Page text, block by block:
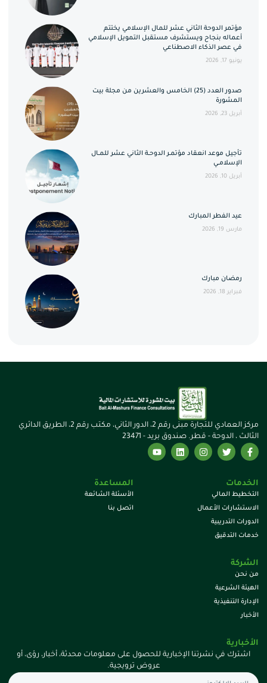
مؤتمر الدوحة الثاني عشر للمال الإسلامي يختتم
أعماله بنجاح ويستشرف مستقبل التمويل الإسلامي
في عصر الذكاء الاصطناعي
يونيو 17, 2026
صدور العدد (25) الخامس والعشرين من مجلة بيت
المشورة
أبريل 23, 2026
تأجيل موعد انعقاد مؤتمــر الدوحــة الثاني عشر للمــال
الإسلامــي
أبريل 10, 2026
عيد الفطر المبارك
مارس 19, 2026
رمضان مبارك
فبراير 18, 2026
مركز العمادي للتجارة مبنى رقم 2، الدور الثاني، مكتب رقم 2، الطريق الدائري
الثالث ، الدوحة - قطر. صندوق بريد - 23471
الخدمات
التخطيط المالي
الاستشارات الأعمال
الدورات التدريبية
خدمات التدقيق
المساعدة
الأسئلة الشائعة
اتصل بنا
الشركة
من نحن
الهيئة الشرعية
الإدارة التنفيذية
الأخبار
الأخبارية
اشترك في نشرتنا الإخبارية للحصول على معلومات محدثة، أخبار، رؤى، أو
عروض ترويجية.